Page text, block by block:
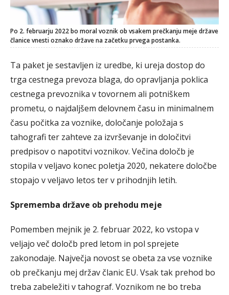
Po 2. februarju 2022 bo moral voznik ob vsakem prečkanju meje države
članice vnesti oznako države na začetku prvega postanka.
Ta paket je sestavljen iz uredbe, ki ureja dostop do
trga cestnega prevoza blaga, do opravljanja poklica
cestnega prevoznika v tovornem ali potniškem
prometu, o najdaljšem delovnem času in minimalnem
času počitka za voznike, določanje položaja s
tahografi ter zahteve za izvrševanje in določitvi
predpisov o napotitvi voznikov. Večina določb je
stopila v veljavo konec poletja 2020, nekatere določbe
stopajo v veljavo letos ter v prihodnjih letih.
Sprememba države ob prehodu meje
Pomemben mejnik je 2. februar 2022, ko vstopa v
veljajo več določb pred letom in pol sprejete
zakonodaje. Največja novost se obeta za vse voznike
ob prečkanju mej držav članic EU. Vsak tak prehod bo
treba zabeležiti v tahograf. Voznikom ne bo treba